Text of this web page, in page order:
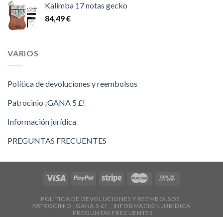
desde
Kalimba 17 notas gecko
84,49€
VARIOS
Política de devoluciones y reembolsos
Patrocinio ¡GANA 5 £!
Información jurídica
PREGUNTAS FRECUENTES
POLÍTICA DE DEVOLUCIONES Y REEMBOLSOS
PATROCINIO ¡GANA 5 £!
INFORMACIÓN JURÍDICA
PREGUNTAS FRECUENTES